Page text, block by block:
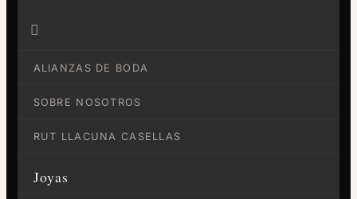

ALIANZAS DE BODA
SOBRE NOSOTROS
RUT LLACUNA CASELLAS
Joyas